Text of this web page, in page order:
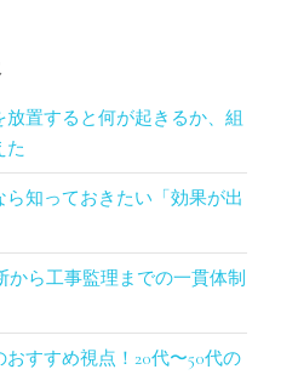
放置すると何が起きるか、組
た
知っておきたい「効果が出
から工事監理までの一貫体制
おすすめ視点！20代〜50代の